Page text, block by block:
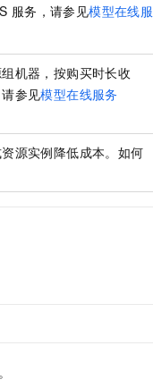
服务，请参见模型在线服
机器，按购买时长收
参见模型在线服务
源实例降低成本。如何